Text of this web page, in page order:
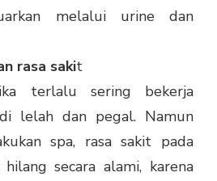
melalui urine dan
rasa sakit
terlalu sering bekerja
lelah dan pegal. Namun
spa, rasa sakit pada
secara alami, karena